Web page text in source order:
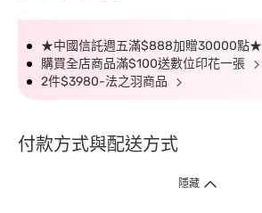
★中國信託週五滿$888加贈30000點★
購買全店商品滿$100送數位印花一張
2件$3980-法之羽商品
付款方式與配送方式
隱藏